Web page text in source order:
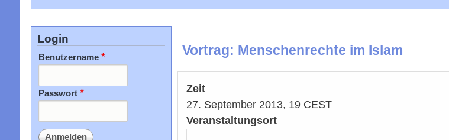
Vortrag: Menschenrechte im Islam
Zeit
27. September 2013, 19 CEST
Veranstaltungsort
Login
Benutzername
Passwort